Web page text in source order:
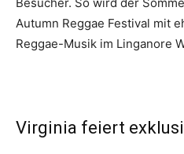
Autumn Reggae Festival mit
Reggae-Musik im Linganore
Virginia feiert